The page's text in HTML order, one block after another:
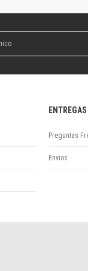
ENTREGAS
Preguntas
Envios